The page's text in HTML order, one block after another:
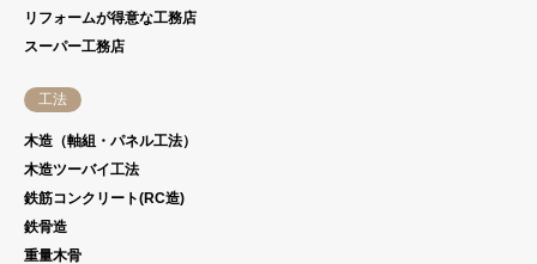
リフォームが得意な工務店
スーパー工務店
工法
木造（軸組・パネル工法）
木造ツーバイ工法
鉄筋コンクリート(RC造)
鉄骨造
重量木骨